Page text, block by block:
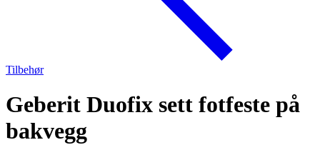
Tilbehør
Geberit Duofix sett fotfeste på
bakvegg